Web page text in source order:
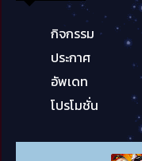
กิจกรรม
ประกาศ
อัพเดท
โปรโมชั่น